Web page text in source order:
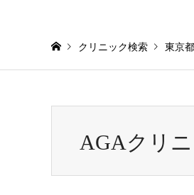
クリニック検索 東京都
AGAクリ